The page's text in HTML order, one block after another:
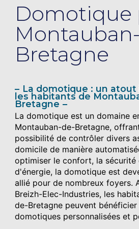
Domotique
Bretagne
La domotique : un
les habitants de
Bretagne
La domotique est un domaine
Montauban-de-Bretagne,
possibilité de contrôler divers
domicile de manière
optimiser le confort, la sécurité
d'énergie, la domotique est
allié pour de nombreux foyers.
Breizh-Elec-Industries, les
de-Bretagne peuvent
domotiques personnalisées et